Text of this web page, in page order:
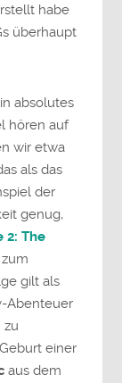
habe
überhaupt
absolutes
hören auf
wir etwa
als das
der
genug,
2: The
gilt als
Abenteuer
zu
einer
aus dem